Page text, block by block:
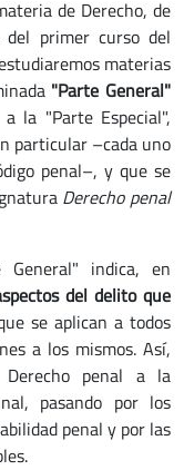
de Derecho, de
primer curso del
materias
"Parte General"
la "Parte Especial",
particular –cada uno
penal–, y que se
Derecho penal
General" indica, en
del delito que
se aplican a todos
a los mismos. Así,
Derecho penal a la
pasando por los
penal y por las